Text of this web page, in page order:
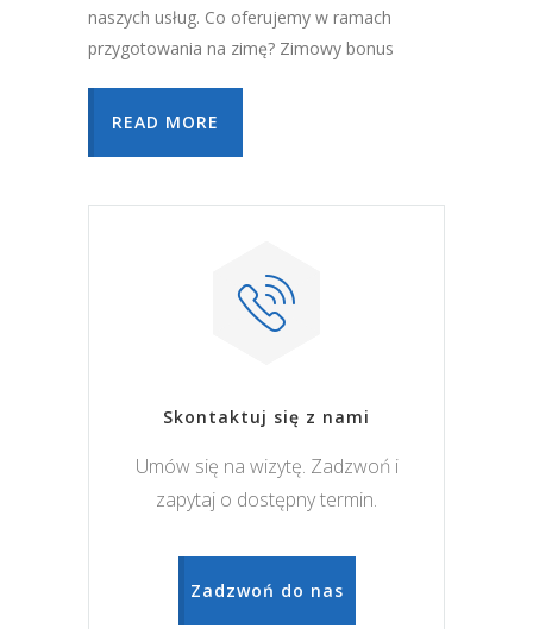
naszych usług. Co oferujemy w ramach
przygotowania na zimę? Zimowy bonus
READ MORE
Skontaktuj się z nami
Umów się na wizytę. Zadzwoń i
zapytaj o dostępny termin.
Zadzwoń do nas